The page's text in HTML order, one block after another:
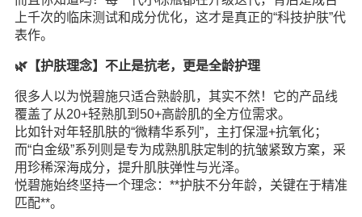
上千次的临床测试和成分优化，这才是真正的“科技护肤”代
表作。
🌿【护肤理念】不止是抗老，更是全龄护理
很多人以为悦碧施只适合熟龄肌，其实不然！它的产品线
覆盖了从20+轻熟肌到50+高龄肌的全方位需求。
比如针对年轻肌肤的“微精华系列”，主打保湿+抗氧化；
而“白金级”系列则是专为成熟肌肤定制的抗皱紧致方案，采
用珍稀深海成分，提升肌肤弹性与光泽。
悦碧施始终坚持一个理念：**护肤不分年龄，关键在于精准
匹配**。